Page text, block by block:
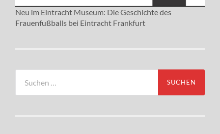
Neu im Eintracht Museum: Die Geschichte des
Frauenfußballs bei Eintracht Frankfurt
nach: